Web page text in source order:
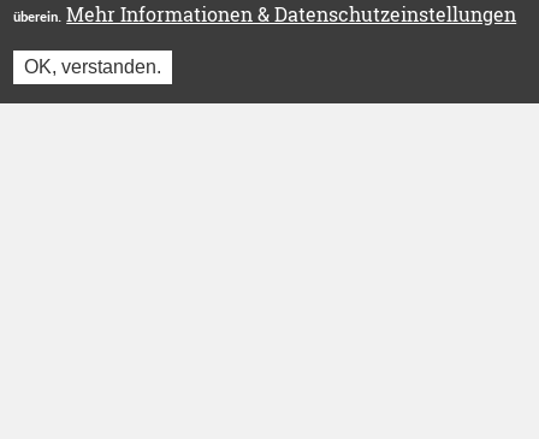
überein. Mehr Informationen & Datenschutzeinstellungen
OK, verstanden.